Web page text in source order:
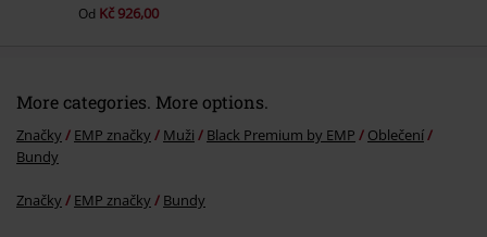
Od Kč 926,00
More categories. More options.
Značky EMP značky Muži Black Premium by EMP
Oblečení
Bundy
Značky EMP značky Bundy